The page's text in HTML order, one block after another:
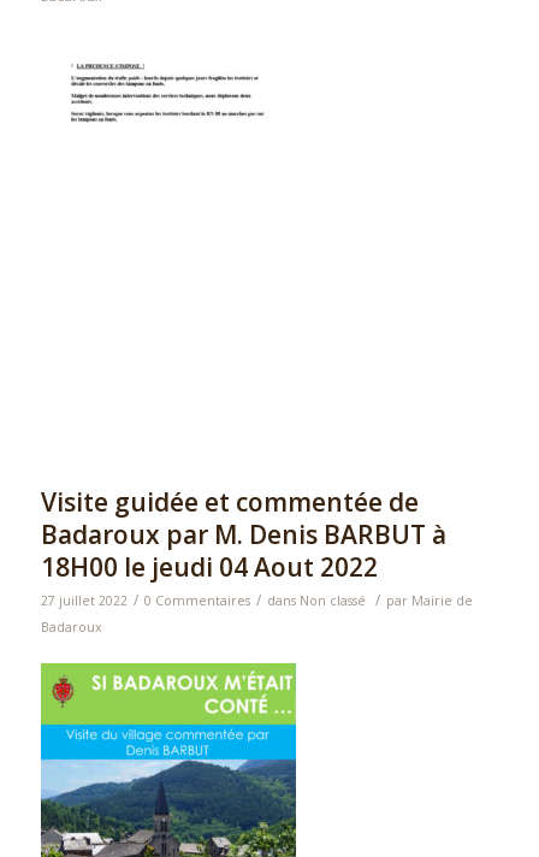
Visite guidée et commentée de
Badaroux par M. Denis BARBUT à
18H00 le jeudi 04 Aout 2022
27 juillet 2022 / 0 Commentaires / dans Non classé / par Mairie de
Badaroux